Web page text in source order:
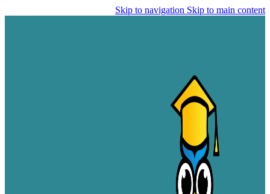
Skip to navigation Skip to main content